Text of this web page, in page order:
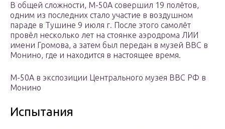
В общей сложности, М-50А совершил 19 полётов,
одним из последних стало участие в воздушном
параде в Тушине 9 июля г. После этого самолёт
провёл несколько лет на стоянке аэродрома ЛИИ
имени Громова, а затем был передан в музей ВВС в
Монино, где и находится в настоящее время.
М-50А в экспозиции Центрального музея ВВС РФ в
Монино
Испытания